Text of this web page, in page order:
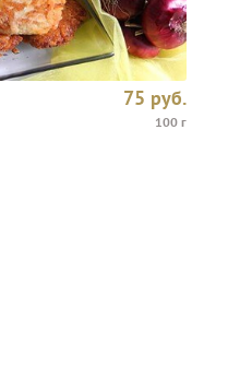
75 руб.
100 г